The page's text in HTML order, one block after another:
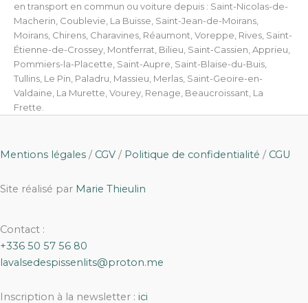
en transport en commun ou voiture depuis : Saint-Nicolas-de-
Macherin, Coublevie, La Buisse, Saint-Jean-de-Moirans,
Moirans, Chirens, Charavines, Réaumont, Voreppe, Rives, Saint-
Étienne-de-Crossey, Montferrat, Bilieu, Saint-Cassien, Apprieu,
Pommiers-la-Placette, Saint-Aupre, Saint-Blaise-du-Buis,
Tullins, Le Pin, Paladru, Massieu, Merlas, Saint-Geoire-en-
Valdaine, La Murette, Vourey, Renage, Beaucroissant, La
Frette.
Mentions légales / CGV / Politique de confidentialité / CGU
Site réalisé par Marie Thieulin
Contact :
+336 50 57 56 80
lavalsedespissenlits@proton.me
Inscription à la newsletter : ici